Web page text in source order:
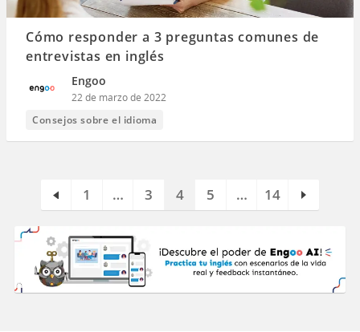
Cómo responder a 3 preguntas comunes de
entrevistas en inglés
Engoo
22 de marzo de 2022
Consejos sobre el idioma
1 … 3 4 5 … 14